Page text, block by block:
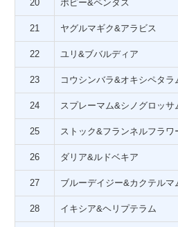
20 ポピー&ペンタス
21 ヤグルマギク&アラビス
22 ユリ&ブバルディア
23 コウシンバラ&オキシペタラ
24 スプレーマム&シノグロッサ
25 ストック&フランネルフラワ
26 ダリア&ルドベキア
27 ブルーデイジー&カクテルマ
28 イキシア&ヘリプテラム